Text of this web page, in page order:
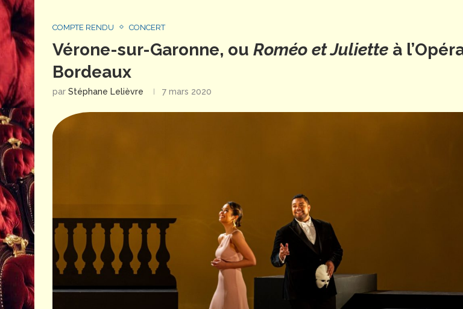
COMPTE RENDU CONCERT
Vérone-sur-Garonne, ou Roméo et Juliette à
Bordeaux
par Stéphane Lelièvre 7 mars 2020